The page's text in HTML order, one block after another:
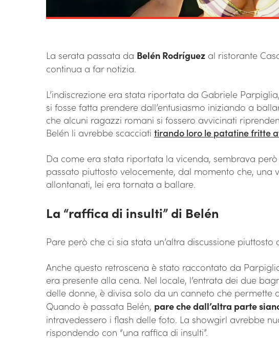
La serata passata da Belén Rodríguez al ristorante
continua a far notizia.
L’indiscrezione era stata riportata da Gabriele
si fosse fatta prendere dall’entusiasmo iniziando a
che alcuni ragazzi romani si fossero avvicinati
Belén li avrebbe scacciati tirando loro le patatine fritte
Da come era stata riportata la vicenda, sembrava
passato piuttosto velocemente, dal momento che, una
allontanati, lei era tornata a ballare.
La “raffica di insulti” di Belén
Pare però che ci sia stata un’altra discussione piuttosto
Anche questo retroscena è stato raccontato da
era presente alla cena. Nel locale, l’entrata dei due
delle donne, è divisa solo da un canneto che permette
Quando è passata Belén, pare che dall’altra parte
intravedessero i flash delle foto. La showgirl avrebbe
rispondendo con “una raffica di insulti”.